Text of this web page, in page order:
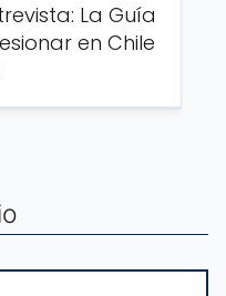
La Guía
en Chile